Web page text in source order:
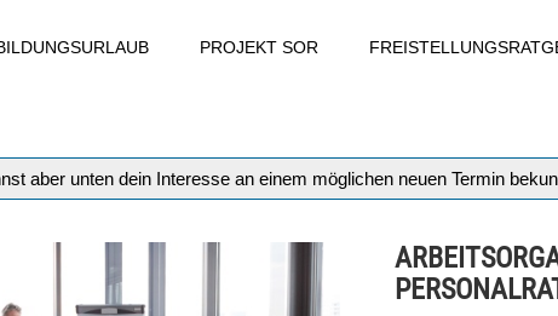
PROJEKT SOR
aber unten dein Interesse an einem möglichen neuen Termin